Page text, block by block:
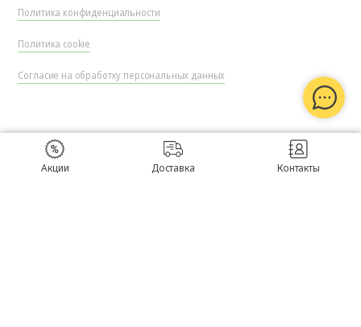
Политика конфиденциальности
Политика cookie
Согласие на обработку персональных данных
Акции Доставка Контакты